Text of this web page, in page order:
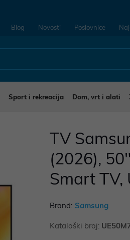
Blog Novosti Poslovnice
Sport i rekreacija Dom, vrt i alati
TV
(2026),
Smart TV,
Brand: Samsung
Kataloški broj: